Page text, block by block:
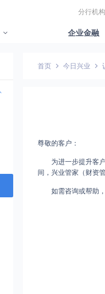
分行机构
企业金融
首页 今日兴业
尊敬的客户：
为进一步提升客
间，兴业管家（财资
如需咨询或帮助